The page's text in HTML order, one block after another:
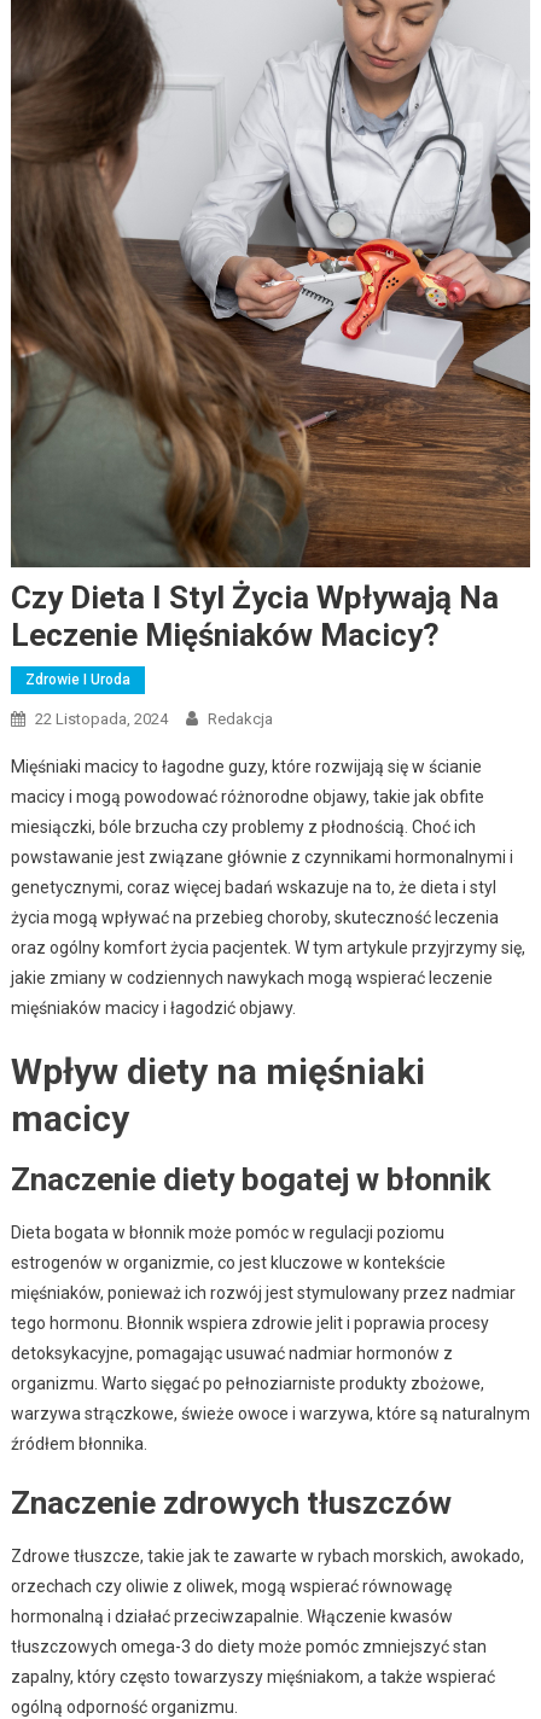
Czy Dieta I Styl Życia Wpływają Na
Leczenie Mięśniaków Macicy?
Zdrowie I Uroda
22 Listopada, 2024 Redakcja
Mięśniaki macicy to łagodne guzy, które rozwijają się w ścianie
macicy i mogą powodować różnorodne objawy, takie jak obfite
miesiączki, bóle brzucha czy problemy z płodnością. Choć ich
powstawanie jest związane głównie z czynnikami hormonalnymi i
genetycznymi, coraz więcej badań wskazuje na to, że dieta i styl
życia mogą wpływać na przebieg choroby, skuteczność leczenia
oraz ogólny komfort życia pacjentek. W tym artykule przyjrzymy się,
jakie zmiany w codziennych nawykach mogą wspierać leczenie
mięśniaków macicy i łagodzić objawy.
Wpływ diety na mięśniaki
macicy
Znaczenie diety bogatej w błonnik
Dieta bogata w błonnik może pomóc w regulacji poziomu
estrogenów w organizmie, co jest kluczowe w kontekście
mięśniaków, ponieważ ich rozwój jest stymulowany przez nadmiar
tego hormonu. Błonnik wspiera zdrowie jelit i poprawia procesy
detoksykacyjne, pomagając usuwać nadmiar hormonów z
organizmu. Warto sięgać po pełnoziarniste produkty zbożowe,
warzywa strączkowe, świeże owoce i warzywa, które są naturalnym
źródłem błonnika.
Znaczenie zdrowych tłuszczów
Zdrowe tłuszcze, takie jak te zawarte w rybach morskich, awokado,
orzechach czy oliwie z oliwek, mogą wspierać równowagę
hormonalną i działać przeciwzapalnie. Włączenie kwasów
tłuszczowych omega-3 do diety może pomóc zmniejszyć stan
zapalny, który często towarzyszy mięśniakom, a także wspierać
ogólną odporność organizmu.